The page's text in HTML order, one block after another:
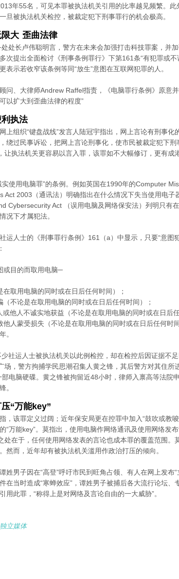
年55名，可见本罪被执法机关引用的比率越见频繁。此
旦被执法机关检控，被裁定犯下刑事罪行的机会极高。
大 歪曲法律
处处长卢伟聪明言，警方在未来会加强打击科技罪案，并
次提出全面检讨《刑事条例罪行》下第161条“有犯罪或
表示若收窄该条例等同“放生”意图在互联网犯罪的人。
问、大律师Andrew Raffel指责，《电脑罪行条例》原意
以扩大到歪曲法律的程度”
执法
上组织“键盘战线”发言人陆冠宇指出，网上言论有刑事化
绕过民事诉讼，把网上言论刑事化，使市民被裁定犯下
让执法机关更容易以言入罪，该罪如不大幅修订，更有成
实使用电脑罪”的条例。例如英国在1990年的Computer
Act 2003（通讯法）明确指出在什么情况下失当使用电子
Cybersecurity Act （误用电脑及网络保安法）列明只有
况下才属犯法。
运人士的《刑事罪行条例》161（a）中显示，只要“意图
或目的而取用电脑─
在取用电脑的同时或在日后任何时间）；
（不论是在取用电脑的同时或在日后任何时间）；
或他人不诚实地获益（不论是在取用电脑的同时或在日后
他人蒙受损失（不论是在取用电脑的同时或在日后任何时
。
社运人士被执法机关以此例检控，却在检控后因证据不足
场，警方拘捕学民思潮召集人黄之锋，其后警方对其住所
电脑硬碟。黄之锋被拘留近48小时，律师入禀高等法院
。
“万能key”
，该罪定义过阔；近年保安局更在控罪中加入“鼓吹或教
“万能key”。莫指出，使用电脑作网络通讯及使用网络发
处在于，任何使用网络发表的言论也成本罪的覆盖范围。
然而，近年却有被执法机关滥用作政治打压的倾向。
姓男子因在“高登”呼吁市民到旺角占领、有人在网上发布
在当时造成“寒蝉效应”，谭姓男子被捕后各大流行论坛、
用此罪，“称得上是对网络及言论自由的一大威胁”。
立媒体